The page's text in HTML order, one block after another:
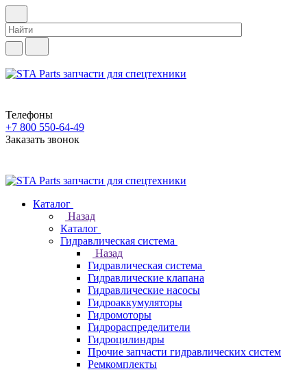
Телефоны
+7 800 550-64-49
Заказать звонок
Каталог
Назад
Каталог
Гидравлическая система
Назад
Гидравлическая система
Гидравлические клапана
Гидравлические насосы
Гидроаккумуляторы
Гидромоторы
Гидрораспределители
Гидроцилиндры
Прочие запчасти гидравлических систем
Ремкомплекты